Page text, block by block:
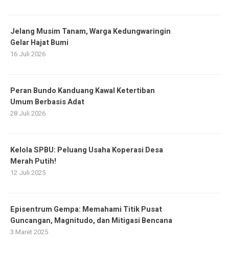
Jelang Musim Tanam, Warga Kedungwaringin
Gelar Hajat Bumi
16 Juli 2026
Peran Bundo Kanduang Kawal Ketertiban
Umum Berbasis Adat
28 Juli 2026
Kelola SPBU: Peluang Usaha Koperasi Desa
Merah Putih!
12 Juli 2025
Episentrum Gempa: Memahami Titik Pusat
Guncangan, Magnitudo, dan Mitigasi Bencana
3 Maret 2025